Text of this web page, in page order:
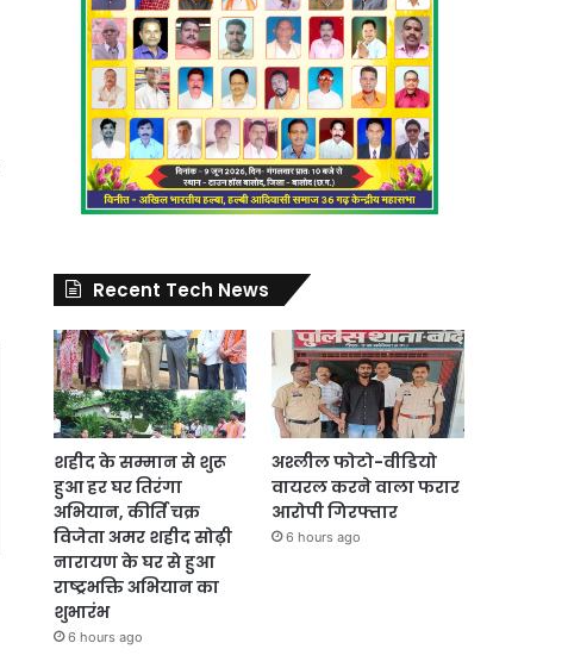
Recent Tech News
शहीद के सम्मान से शुरू
हुआ हर घर तिरंगा
अभियान, कीर्ति चक्र
विजेता अमर शहीद सोढ़ी
नारायण के घर से हुआ
राष्ट्रभक्ति अभियान का
शुभारंभ
6 hours ago
अश्लील फोटो-वीडियो
वायरल करने वाला फरार
आरोपी गिरफ्तार
6 hours ago